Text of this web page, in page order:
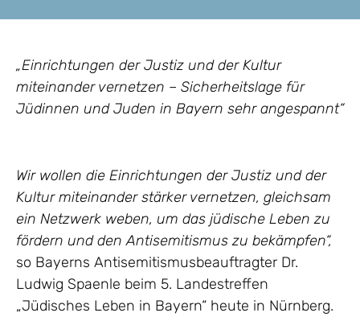
„Einrichtungen der Justiz und der Kultur
miteinander vernetzen – Sicherheitslage für
Jüdinnen und Juden in Bayern sehr angespannt“
Wir wollen die Einrichtungen der Justiz und der
Kultur miteinander stärker vernetzen, gleichsam
ein Netzwerk weben, um das jüdische Leben zu
fördern und den Antisemitismus zu bekämpfen“,
so Bayerns Antisemitismusbeauftragter Dr.
Ludwig Spaenle beim 5. Landestreffen
„Jüdisches Leben in Bayern“ heute in Nürnberg.